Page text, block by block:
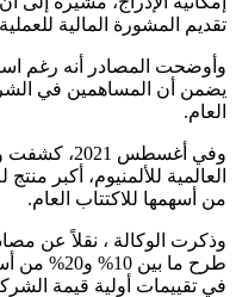
تقديم المشورة المالية للعملية
وأوضحت المصادر أنه رغم
يضمن أن المساهمين في
العام.
وفي أغسطس
العالمية للألمنيوم، أكبر
من أسهمها للاكتتاب العام.
وذكرت الوكالة ، نقلاً عن
طرح ما بين
في تقييمات أولية قيمة الشركة بين 16 و19